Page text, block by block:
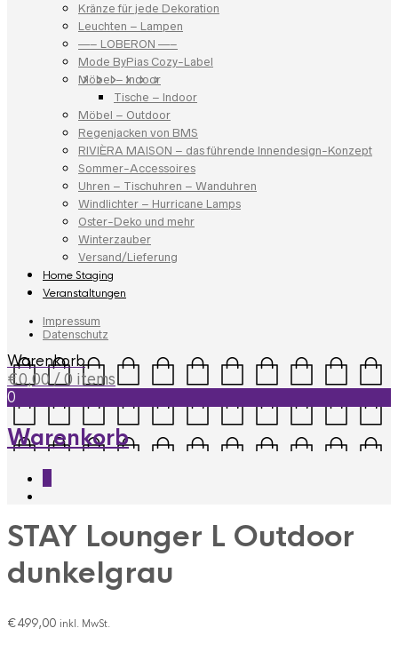
Kränze für jede Dekoration
Leuchten – Lampen
—– LOBERON —–
Mode ByPias Cozy-Label
Möbel – Indoor
Tische – Indoor
Möbel – Outdoor
Regenjacken von BMS
RIVIÈRA MAISON – das führende Innendesign-Konzept
Sommer-Accessoires
Uhren – Tischuhren – Wanduhren
Windlichter – Hurricane Lamps
Oster-Deko und mehr
Winterzauber
Versand/Lieferung
Home Staging
Veranstaltungen
Impressum
Datenschutz
Warenkorb
€0,00 / 0 items
0
Warenkorb
STAY Lounger L Outdoor
dunkelgrau
€499,00 inkl. MwSt.